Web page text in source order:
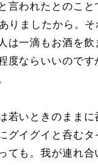
言われたとのこ
りましたから。
は一滴もお酒を
度ならいいので
いときのままに
グイグイと呑む
ても。我が連れ